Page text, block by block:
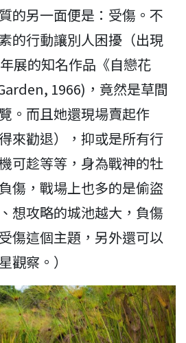
的另一面便是：受傷。不
的行動讓別人困擾（出現
展的知名作品《自戀花
1966)，竟然是草間
。而且她還現場賣起作
來勸退），抑或是所有行
可趁等等，身為戰神的牡
傷，戰場上也多的是偷盜
想攻略的城池越大，負傷
傷這個主題，另外還可以
觀察。）